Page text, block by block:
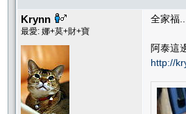
Krynn
最愛: 娜+莫+財+寶
全家福...
阿泰這
http://